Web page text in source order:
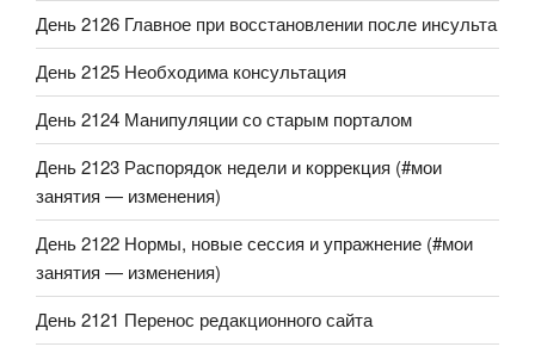
День 2126 Главное при восстановлении после инсульта
День 2125 Необходима консультация
День 2124 Манипуляции со старым порталом
День 2123 Распорядок недели и коррекция (#мои
занятия — изменения)
День 2122 Нормы, новые сессия и упражнение (#мои
занятия — изменения)
День 2121 Перенос редакционного сайта